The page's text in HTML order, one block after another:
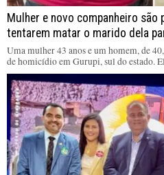
Mulher e novo companheiro são
tentarem matar o marido dela
Uma mulher 43 anos e um homem, de
de homicídio em Gurupi, sul do estado.